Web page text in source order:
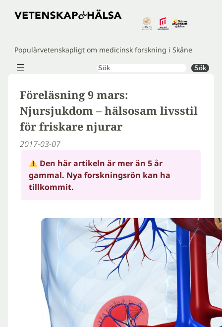
Hoppa
Populärvetenskapligt om medicinsk forskning i Skåne
Sök Sök
Föreläsning 9 mars:
Njursjukdom – hälsosam livsstil
för friskare njurar
2017-03-07
Den här artikeln är mer än 5 år
gammal. Nya forskningsrön kan ha
tillkommit.